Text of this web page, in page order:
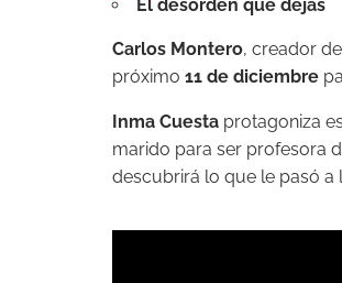
El desorden que dejas
Carlos Montero, creador
próximo 11 de diciembre
Inma Cuesta protagoniza
marido para ser profesora
descubrirá lo que le pasó a